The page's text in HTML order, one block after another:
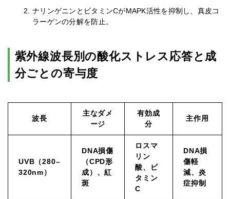
ナリンゲニンとビタミンCがMAPK活性を抑制し、真皮コ
ラーゲンの分解を防止。
紫外線波長別の酸化ストレス応答と成
分ごとの寄与度
波長
主なダメ
ージ
有効成
分
主作用
UVB（280–
320nm）
DNA損傷
（CPD形
成）、紅
斑
ロスマ
リン
酸、ビ
タミン
C
DNA損
傷軽
減、炎
症抑制